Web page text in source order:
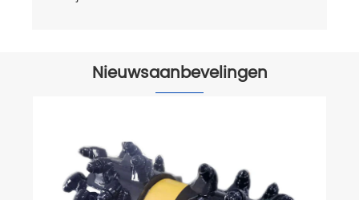
Nieuwsaanbevelingen
Hoe u een goede hydraulische motor
kiest
Bekijk meer >>